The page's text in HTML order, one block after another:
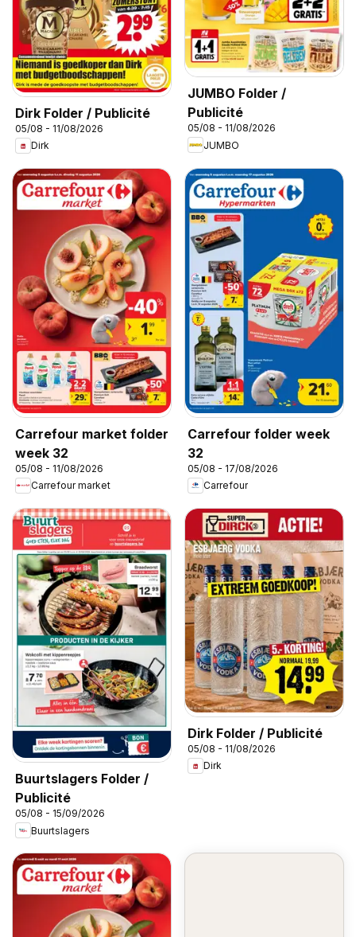
Dirk Folder / Publicité
05/08 - 11/08/2026
Dirk
JUMBO Folder /
Publicité
05/08 - 11/08/2026
JUMBO
Carrefour market folder
week 32
05/08 - 11/08/2026
Carrefour market
Carrefour folder week
32
05/08 - 17/08/2026
Carrefour
Buurtslagers Folder /
Publicité
05/08 - 15/09/2026
Buurtslagers
Dirk Folder / Publicité
05/08 - 11/08/2026
Dirk